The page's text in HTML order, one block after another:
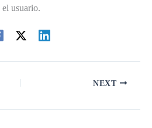
el usuario.
NEXT